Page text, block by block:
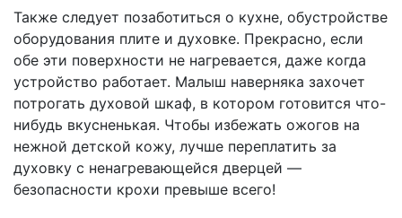
Также следует позаботиться о кухне, обустройстве
оборудования плите и духовке. Прекрасно, если
обе эти поверхности не нагревается, даже когда
устройство работает. Малыш наверняка захочет
потрогать духовой шкаф, в котором готовится что-
нибудь вкусненькая. Чтобы избежать ожогов на
нежной детской кожу, лучше переплатить за
духовку с ненагревающейся дверцей —
безопасности крохи превыше всего!